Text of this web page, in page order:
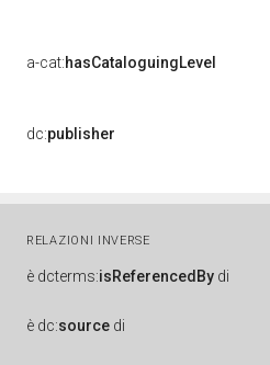
a-cat:hasCataloguingLevel
dc:publisher
RELAZIONI INVERSE
è dcterms:isReferencedBy di
è dc:source di